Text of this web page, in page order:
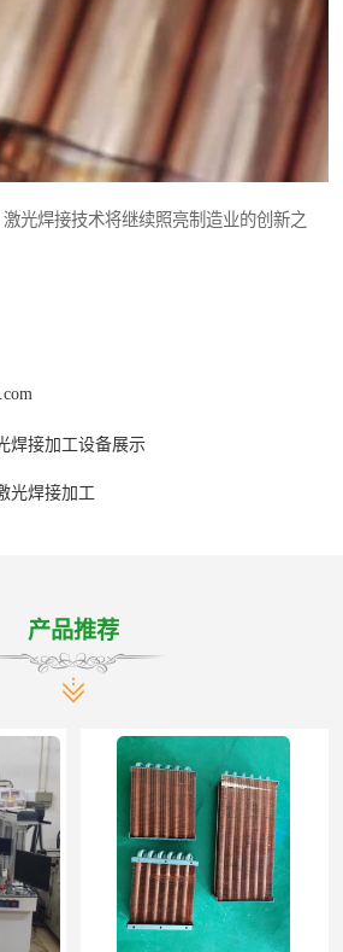
光焊接技术将继续照亮制造业的创新之
焊接加工设备展示
光焊接加工
产品推荐